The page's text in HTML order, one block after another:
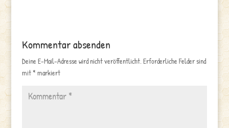
Kommentar absenden
Deine E-Mail-Adresse wird nicht veröffentlicht. Erforderliche Felder sind
mit* markiert